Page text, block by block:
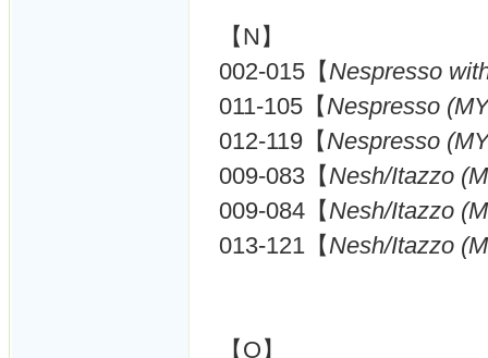
【N】
002-015【Nespresso
011-105【Nespresso
012-119【Nespresso
009-083【Nesh/Itazzo
009-084【Nesh/Itazzo
013-121【Nesh/Itazzo
【O】